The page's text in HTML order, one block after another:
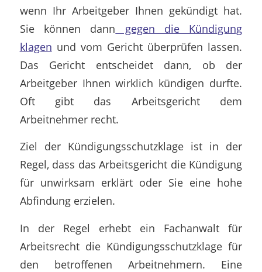
wenn Ihr Arbeitgeber Ihnen gekündigt hat.
Sie können dann gegen die Kündigung
klagen und vom Gericht überprüfen lassen.
Das Gericht entscheidet dann, ob der
Arbeitgeber Ihnen wirklich kündigen durfte.
Oft gibt das Arbeitsgericht dem
Arbeitnehmer recht.
Ziel der Kündigungsschutzklage ist in der
Regel, dass das Arbeitsgericht die Kündigung
für unwirksam erklärt oder Sie eine hohe
Abfindung erzielen.
In der Regel erhebt ein Fachanwalt für
Arbeitsrecht die Kündigungsschutzklage für
den betroffenen Arbeitnehmern. Eine